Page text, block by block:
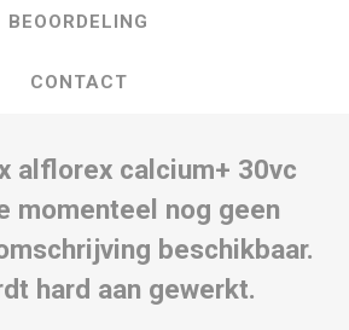
BEOORDELING
CONTACT
alflorex calcium+ 30vc
momenteel nog geen
beschikbaar.
hard aan gewerkt.